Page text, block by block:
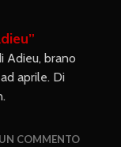
Adieu, brano
aprile. Di
COMMENTO